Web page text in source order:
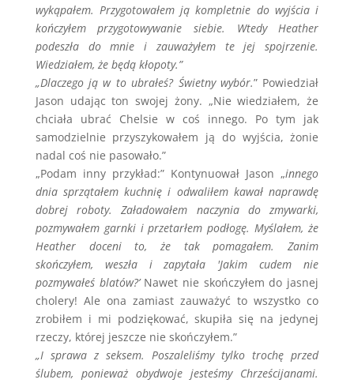
wykąpałem. Przygotowałem ją kompletnie do wyjścia i
kończyłem przygotowywanie siebie. Wtedy Heather
podeszła do mnie i zauważyłem te jej spojrzenie.
Wiedziałem, że będą kłopoty.”
„Dlaczego ją w to ubrałeś? Świetny wybór.” Powiedział
Jason udając ton swojej żony. „Nie wiedziałem, że
chciała ubrać Chelsie w coś innego. Po tym jak
samodzielnie przyszykowałem ją do wyjścia, żonie
nadal coś nie pasowało.”
„Podam inny przykład:” Kontynuował Jason „innego
dnia sprzątałem kuchnię i odwaliłem kawał naprawdę
dobrej roboty. Załadowałem naczynia do zmywarki,
pozmywałem garnki i przetarłem podłogę. Myślałem, że
Heather doceni to, że tak pomagałem. Zanim
skończyłem, weszła i zapytała 'Jakim cudem nie
pozmywałeś blatów?’Nawet nie skończyłem do jasnej
cholery! Ale ona zamiast zauważyć to wszystko co
zrobiłem i mi podziękować, skupiła się na jedynej
rzeczy, której jeszcze nie skończyłem.”
„I sprawa z seksem. Poszaleliśmy tylko trochę przed
ślubem, ponieważ obydwoje jesteśmy Chrześcijanami.